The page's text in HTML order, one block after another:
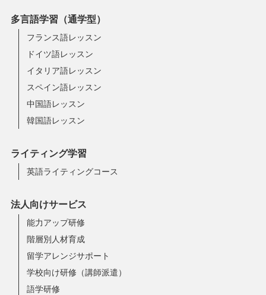
多言語学習（通学型）
フランス語レッスン
ドイツ語レッスン
イタリア語レッスン
スペイン語レッスン
中国語レッスン
韓国語レッスン
ライティング学習
英語ライティングコース
法人向けサービス
能力アップ研修
階層別人材育成
留学アレンジサポート
学校向け研修（講師派遣）
語学研修